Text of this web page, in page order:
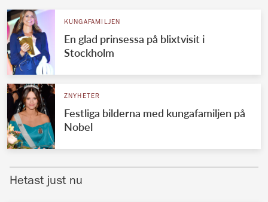
UTLÄNDSKT
VÄRLDENS KUNGAHUS
Svenska kungahuset
KUNGAFAMILJEN
En glad prinsessa på blixtvisit i
Stockholm
ZNYHETER
Festliga bilderna med kungafamiljen på
Nobel
Hetast just nu